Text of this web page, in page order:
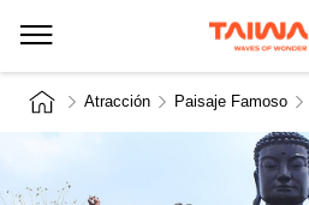
Atracción Paisaje Famoso